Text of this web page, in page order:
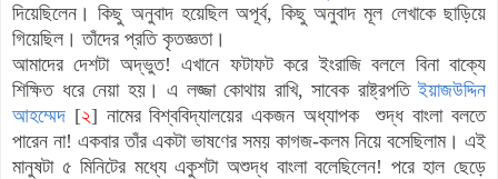
দিয়েছিলেন। কিছু অনুবাদ হয়েছিল অপূর্ব, কিছু অনুবাদ মূল লেখাকে ছাড়িয়ে
গিয়েছিল। তাঁদের প্রতি কৃতজ্ঞতা।
আমাদের দেশটা অদ্ভুত! এখানে ফটাফট করে ইংরাজি বললে বিনা বাক্যে
শিক্ষিত ধরে নেয়া হয়। এ লজ্জা কোথায় রাখি, সাবেক রাষ্ট্রপতিইয়াজউদ্দিন
আহম্মেদ [২] নামের বিশ্ববিদ্যালয়ের একজন অধ্যাপক শুদ্ধ বাংলা বলতে
পারেন না! একবার তাঁর একটা ভাষণের সময় কাগজ-কলম নিয়ে বসেছিলাম। এই
মানুষটা ৫ মিনিটের মধ্যে একুশটা অশুদ্ধ বাংলা বলেছিলেন! পরে হাল ছেড়ে